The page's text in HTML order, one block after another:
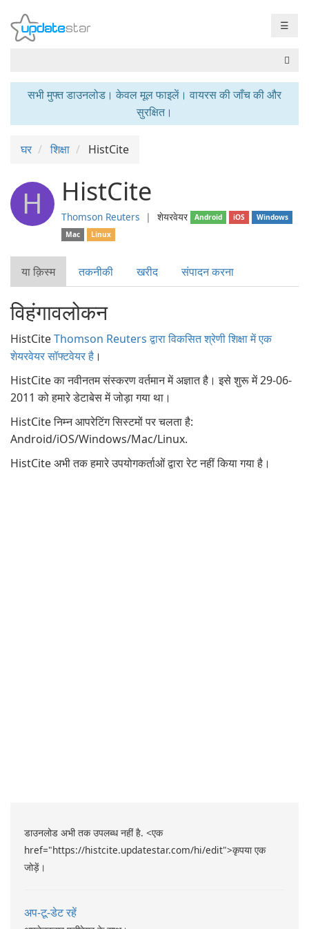
☰
सभी मुफ्त डाउनलोड। केवल मूल फाइलें। वायरस की जाँच की और
सुरक्षित।
घर शिक्षा HistCite
H HistCite
Thomson Reuters ❘ शेयरवेयर Android iOS
Windows
Mac
Linux
या क़िस्‍म तकनीकी खरीद संपादन करना
विहंगावलोकन
HistCiteThomson Reuters द्वारा विकसित श्रेणी शिक्षा में एक
शेयरवेयर सॉफ्टवेयर है ।
HistCite का नवीनतम संस्करण वर्तमान में अज्ञात है। इसे शुरू में 29-06-
2011 को हमारे डेटाबेस में जोड़ा गया था।
HistCite निम्न आपरेटिंग सिस्टमों पर चलता है:
Android/iOS/Windows/Mac/Linux.
HistCite अभी तक हमारे उपयोगकर्ताओं द्वारा रेट नहीं किया गया है।
डाउनलोड अभी तक उपलब्ध नहीं है. <एक
href="https://histcite.updatestar.com/hi/edit">कृपया एक
जोड़ें।
अप-टू-डेट रहें